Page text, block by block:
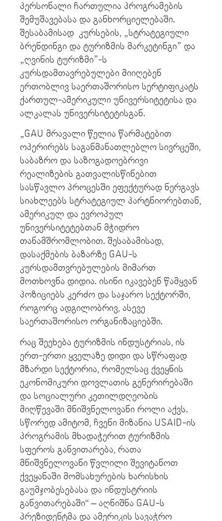
პერსონალი ჩართულია პროგრამების
შემუშავებასა და განხორციელებაში.
შესაბამისად კურსების, „სტრატეგიული
ბრენდინგი და ტურიზმის მარკეტინგი” და
„ღვინის ტურიზმი”-ს
კურსდამთავრებულები მიიღებენ
ერთობლივ საერთაშორისო სერტიფიკატს
ქართულ-ამერიკული უნივერსიტეტისა და
ალკალას უნივერსიტეტისგან.
„GAU მრავალი წელია წარმატებით
ოპერირებს საგანმანათლებლო სივრცეში,
საბაზრო და საზოგადოებრივი
რეალიზების გათვალისწინებით
სასწავლო პროცესში ეფექტურად ნერგავს
სიახლეებს სტრატეგიულ პარტნიორებთან,
ამერიკულ და ევროპულ
უნივერსიტეტებთან მჭიდრო
თანამშრომლობით. შესაბამისად,
დასაქმების ბაზარზე GAU-ს
კურსდამთვრებულების მიმართ
მოთხოვნა დიდია. ისინი იკავებენ წამყვან
პოზიციებს კერძო და საჯარო სექტორში,
როგორც ადგილობრივ, ასევე
საერთაშორისო ორგანიზაციებში.
რაც შეეხება ტურიზმის ინდუსტრიას, ის
ერთ-ერთი ყველაზე დიდი და სწრაფად
მზარდი სექტორია, რომელსაც ქვეყნის
ეკონომიკური დოვლათის გენერირებაში
და სოციალური კეთილდღეობის
მიღწევაში მნიშვნელოვანი როლი აქვს.
სწორედ ამიტომ, ჩვენი მიზანია USAID-ის
პროგრამის მხადაჭერით ტურიზმის
სფეროს განვითარება, რათა
მნიშვნელოვანი წვლილი შევიტანოთ
ქვეყანაში მომსახურების ხარისხის
გაუმჯობესებასა და ინდუსტრიის
განვითარებაში“ – აღნიშნა GAU-ს
პრეზიდენტმა და ამერიკის სავაჭრო